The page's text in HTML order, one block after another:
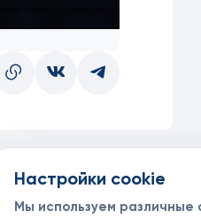
Контакты
Настройки cookie
Мы используем различные